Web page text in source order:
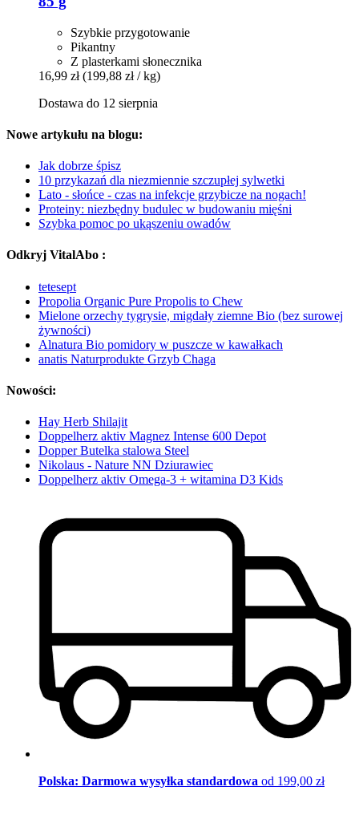
Szybkie przygotowanie
Pikantny
Z plasterkami słonecznika
16,99 zł (199,88 zł / kg)
Dostawa do 12 sierpnia
Nowe artykułu na blogu:
Jak dobrze śpisz
10 przykazań dla niezmiennie szczupłej sylwetki
Lato - słońce - czas na infekcje grzybicze na nogach!
Proteiny: niezbędny budulec w budowaniu mięśni
Szybka pomoc po ukąszeniu owadów
Odkryj VitalAbo :
tetesept
Propolia Organic Pure Propolis to Chew
Mielone orzechy tygrysie, migdały ziemne Bio (bez surowej
żywności)
Alnatura Bio pomidory w puszcze w kawałkach
anatis Naturprodukte Grzyb Chaga
Nowości:
Hay Herb Shilajit
Doppelherz aktiv Magnez Intense 600 Depot
Dopper Butelka stalowa Steel
Nikolaus - Nature NN Dziurawiec
Doppelherz aktiv Omega-3 + witamina D3 Kids
Polska: Darmowa wysyłka standardowa od 199,00 zł